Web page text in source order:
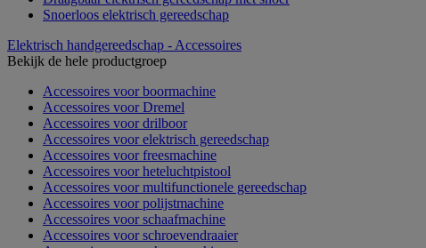
Snoerloos elektrisch gereedschap
Elektrisch handgereedschap - Accessoires
Bekijk de hele productgroep
Accessoires voor boormachine
Accessoires voor Dremel
Accessoires voor drilboor
Accessoires voor elektrisch gereedschap
Accessoires voor freesmachine
Accessoires voor heteluchtpistool
Accessoires voor multifunctionele gereedschap
Accessoires voor polijstmachine
Accessoires voor schaafmachine
Accessoires voor schroevendraaier